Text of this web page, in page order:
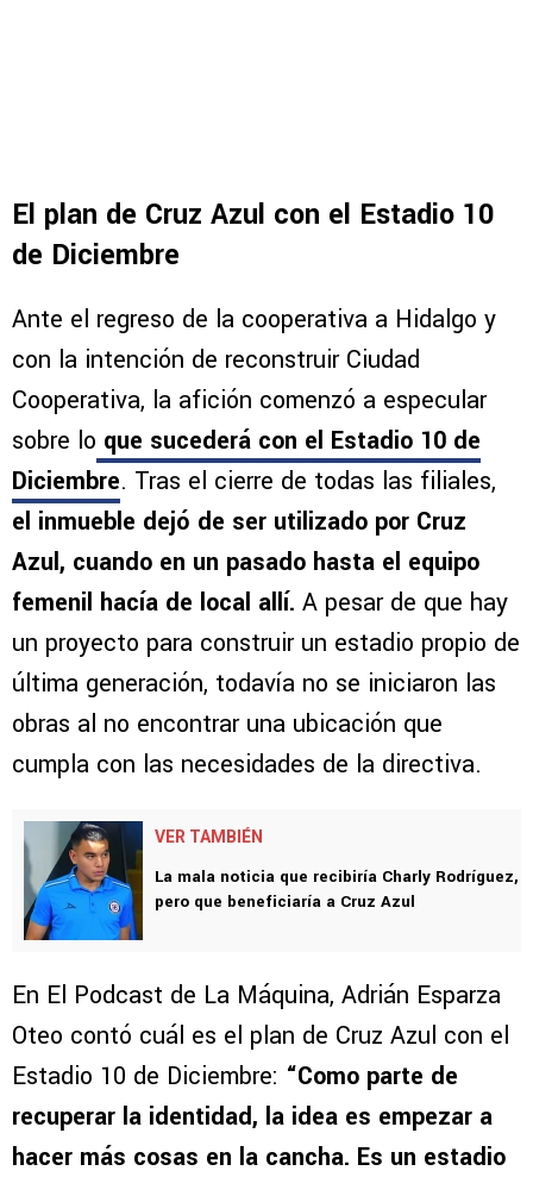
El plan de Cruz Azul con el Estadio 10
de Diciembre
Ante el regreso de la cooperativa a Hidalgo y
con la intención de reconstruir Ciudad
Cooperativa, la afición comenzó a especular
sobre lo que sucederá con el Estadio 10 de
Diciembre. Tras el cierre de todas las filiales,
el inmueble dejó de ser utilizado por Cruz
Azul, cuando en un pasado hasta el equipo
femenil hacía de local allí. A pesar de que hay
un proyecto para construir un estadio propio de
última generación, todavía no se iniciaron las
obras al no encontrar una ubicación que
cumpla con las necesidades de la directiva.
VER TAMBIÉN
La mala noticia que recibiría Charly Rodríguez,
pero que beneficiaría a Cruz Azul
En El Podcast de La Máquina, Adrián Esparza
Oteo contó cuál es el plan de Cruz Azul con el
Estadio 10 de Diciembre: “Como parte de
recuperar la identidad, la idea es empezar a
hacer más cosas en la cancha. Es un estadio